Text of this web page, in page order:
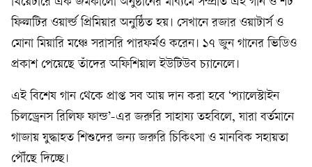
ফিল্মটির ওয়ার্ল্ড প্রিমিয়ার অনুষ্ঠিত হয়। সেখানে রজার ওয়াটার্স ও
মোনা মিয়ারি মঞ্চে সরাসরি পারফর্মও করেন। ১৭ জুন গানের ভিডিও
প্রকাশ পেয়েছে তাঁদের অফিশিয়াল ইউটিউব চ্যানেলে।
এই বিশেষ গান থেকে প্রাপ্ত সব আয় দান করা হবে ‘প্যালেস্টাইন
চিলড্রেনস রিলিফ ফান্ড’-এর জরুরি সাহায্য তহবিলে, যারা বর্তমানে
গাজায় যুদ্ধাহত শিশুদের জন্য জরুরি চিকিৎসা ও মানবিক সহায়তা
পৌঁছে দিচ্ছে।